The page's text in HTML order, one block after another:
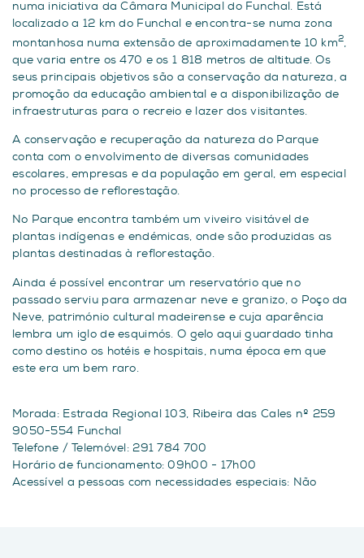
numa iniciativa da Câmara Municipal do Funchal. Está
localizado a 12 km do Funchal e encontra-se numa zona
montanhosa numa extensão de aproximadamente 10 km2,
que varia entre os 470 e os 1 818 metros de altitude. Os
seus principais objetivos são a conservação da natureza, a
promoção da educação ambiental e a disponibilização de
infraestruturas para o recreio e lazer dos visitantes.
A conservação e recuperação da natureza do Parque
conta com o envolvimento de diversas comunidades
escolares, empresas e da população em geral, em especial
no processo de reflorestação.
No Parque encontra também um viveiro visitável de
plantas indígenas e endémicas, onde são produzidas as
plantas destinadas à reflorestação.
Ainda é possível encontrar um reservatório que no
passado serviu para armazenar neve e granizo, o Poço da
Neve, património cultural madeirense e cuja aparência
lembra um iglo de esquimós. O gelo aqui guardado tinha
como destino os hotéis e hospitais, numa época em que
este era um bem raro.
Morada: Estrada Regional 103, Ribeira das Cales nº 259
9050-554 Funchal
Telefone / Telemóvel: 291 784 700
Horário de funcionamento: 09h00 - 17h00
Acessível a pessoas com necessidades especiais: Não